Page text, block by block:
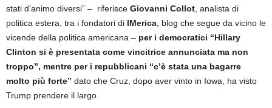
stati d’animo diversi” – riferisce Giovanni Collot , analista di
politica estera, tra i fondatori di IMerica , blog che segue da vicino le
vicende della politica americana – per i democratici “Hillary
Clinton si è presentata come vincitrice annunciata ma non
troppo”, mentre per i repubblicani “c’è stata una bagarre
molto più forte” dato che Cruz, dopo aver vinto in Iowa, ha visto
Trump prendere il largo.